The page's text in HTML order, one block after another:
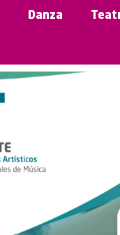
Danza